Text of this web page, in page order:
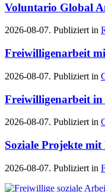
Voluntario Global
2026-08-07. Publiziert in
Freiwilligenarbeit
2026-08-07. Publiziert in
Freiwilligenarbeit
2026-08-07. Publiziert in
Soziale Projekte
2026-08-07. Publiziert in